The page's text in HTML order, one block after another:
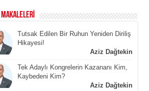
Tutsak Edilen Bir Ruhun Yeniden Diriliş
Hikayesi!
Aziz Dağtekin
Tek Adaylı Kongrelerin Kazananı Kim,
Kaybedeni Kim?
Aziz Dağtekin